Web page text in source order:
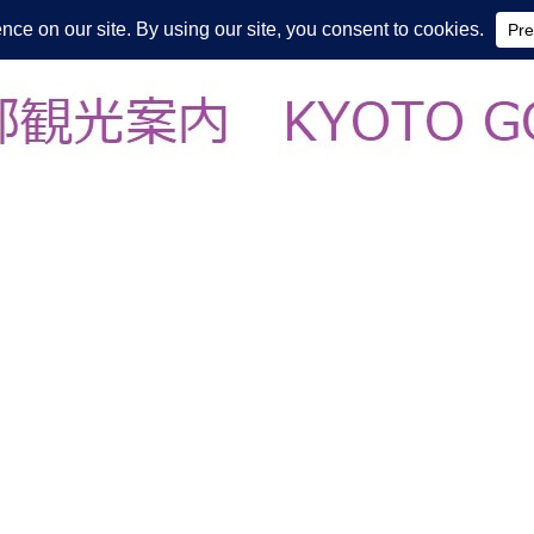
皆様の知らない京都をご案内/ THE MOST FASCINATING KYOTO,